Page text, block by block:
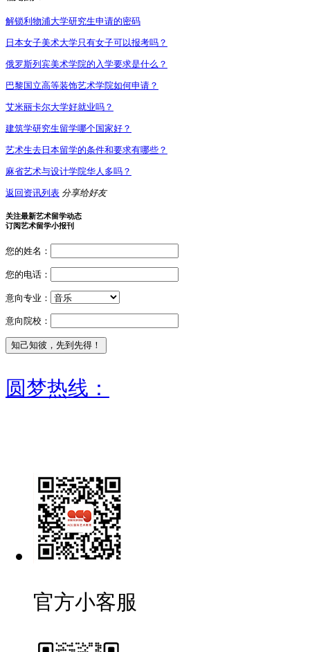
解锁利物浦大学研究生申请的密码
日本女子美术大学只有女子可以报考吗？
俄罗斯列宾美术学院的入学要求是什么？
巴黎国立高等装饰艺术学院如何申请？
艾米丽卡尔大学好就业吗？
建筑学研究生留学哪个国家好？
艺术生去日本留学的条件和要求有哪些？
麻省艺术与设计学院华人多吗？
返回资讯列表 分享给好友
关注最新艺术留学动态
订阅艺术留学小报刊
您的姓名：
您的电话：
意向专业：
意向院校：
圆梦热线：
官方小客服